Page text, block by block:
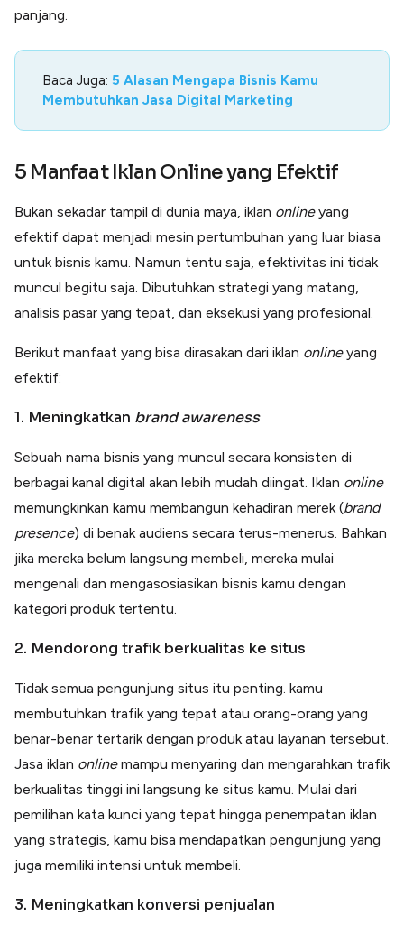
panjang.
Baca Juga: 5 Alasan Mengapa Bisnis Kamu
Membutuhkan Jasa Digital Marketing
5 Manfaat Iklan Online yang Efektif
Bukan sekadar tampil di dunia maya, iklan onlineyang
efektif dapat menjadi mesin pertumbuhan yang luar biasa
untuk bisnis kamu. Namun tentu saja, efektivitas ini tidak
muncul begitu saja. Dibutuhkan strategi yang matang,
analisis pasar yang tepat, dan eksekusi yang profesional.
Berikut manfaat yang bisa dirasakan dari iklan onlineyang
efektif:
1. Meningkatkan brand awareness
Sebuah nama bisnis yang muncul secara konsisten di
berbagai kanal digital akan lebih mudah diingat. Iklan online
memungkinkan kamu membangun kehadiran merek (brand
presence) di benak audiens secara terus-menerus. Bahkan
jika mereka belum langsung membeli, mereka mulai
mengenali dan mengasosiasikan bisnis kamu dengan
kategori produk tertentu.
2. Mendorong trafik berkualitas ke situs
Tidak semua pengunjung situs itu penting. kamu
membutuhkan trafik yang tepat atau orang-orang yang
benar-benar tertarik dengan produk atau layanan tersebut.
Jasa iklan onlinemampu menyaring dan mengarahkan trafik
berkualitas tinggi ini langsung ke situs kamu. Mulai dari
pemilihan kata kunci yang tepat hingga penempatan iklan
yang strategis, kamu bisa mendapatkan pengunjung yang
juga memiliki intensi untuk membeli.
3. Meningkatkan konversi penjualan